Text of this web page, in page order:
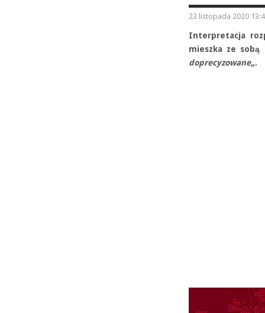
23 listopada 2020
Interpretacja
mieszka ze sobą
doprecyzowane„.